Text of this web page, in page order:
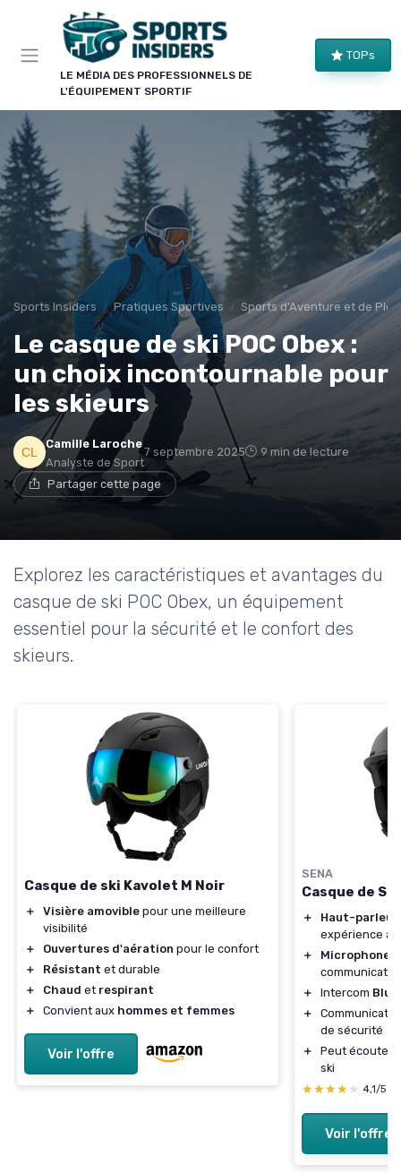
LE MÉDIA DES PROFESSIONNELS DE
L'ÉQUIPEMENT SPORTIF
TOPs
Sports Insiders Pratiques Sportives Sports d'Aventure et de
Le casque de ski POC Obex :
un choix incontournable pour
les skieurs
Camille Laroche
Analyste de Sport
7 septembre 2025 9 min de lecture
Partager cette page
Explorez les caractéristiques et avantages du
casque de ski POC Obex, un équipement
essentiel pour la sécurité et le confort des
skieurs.
Casque de ski Kavolet M Noir
＋ Visière amovible pour une meilleure
visibilité
＋
Ouvertures d'aération pour le confort
＋
Résistant et durable
＋
Chaud et respirant
＋
Convient aux hommes et femmes
Voir l'offre
SENA
Casque de
＋
Haut-
expérience
＋
Microphone
＋
Intercom
＋
de sécurité
＋
Peut écouter
ski
★★★★★
★★★★★ 4,1/5
Voir l'offre
×
LE CLUB SPORTS INSIDERS
Rejoignez le club !
Bons plans sur le matériel de structure, alertes
pièces et séries, et les enseignements de nos
comparatifs avant leur publication. Pour ceux qui
équipent un club, une salle ou une collectivité.
Bons plans matériel Alertes pièces
Avant-premières Normes & sécurité
→ Je rejoins le club
* En rejoignant le club, j'accepte de recevoir les emails
de Sports Insiders et les offres de ses partenaires.
Panneau de gestion des cookies